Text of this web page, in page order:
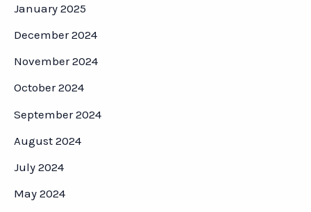
January 2025
December 2024
November 2024
October 2024
September 2024
August 2024
July 2024
May 2024